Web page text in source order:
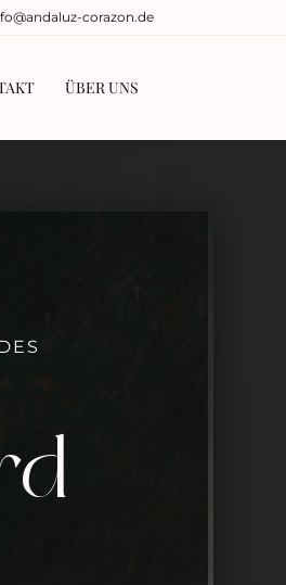
corazon.de
ÜBER UNS